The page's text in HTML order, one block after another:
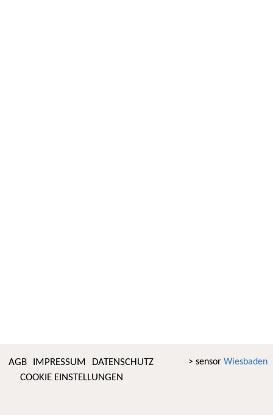
> sensor Wiesbaden
AGB IMPRESSUM
DATENSCHUTZ
COOKIE EINSTELLUNGEN